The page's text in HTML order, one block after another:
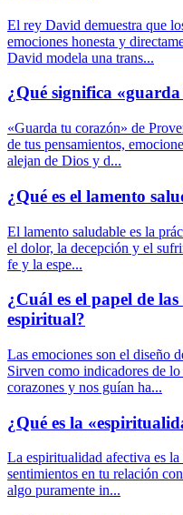
El rey David demuestra que
emociones honesta y
David modela una trans...
¿Qué significa
«Guarda tu corazón» de
de tus pensamientos,
alejan de Dios y d...
¿Qué es el lamento
El lamento saludable es la
el dolor, la decepción y el
fe y la espe...
¿Cuál es el papel de
espiritual?
Las emociones son el diseño
Sirven como indicadores de
corazones y nos guían ha...
¿Qué es la
La espiritualidad afectiva es
sentimientos en tu relación
algo puramente in...